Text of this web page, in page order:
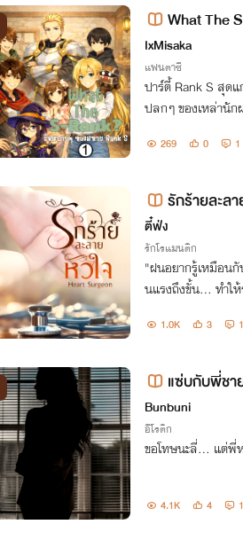
What The
S 1
IxMisaka
แฟนตาซี
ปาร์ตี้ Rank S สุด
ปลกๆ ของเหล่านั
269 0 1
รักร้ายละล
ตี๋ฟ่ง
รักโรแมนติก
"ฝนอยากรู้เหมือน
นแรงถึงขั้น... ทำใ
1.0K 3 1
แซ่บกับพี่ชา
Bunbuni
อีโรติก
ขอโทษนะลี่... แต่พี่
4.1K 4 1